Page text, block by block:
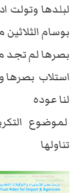
لبلدها وتولت
بوسام
بصرها لم تجد
استلاب بصرها
لنا عوده
لموضوع
تناولها